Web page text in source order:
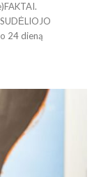
24 dieną